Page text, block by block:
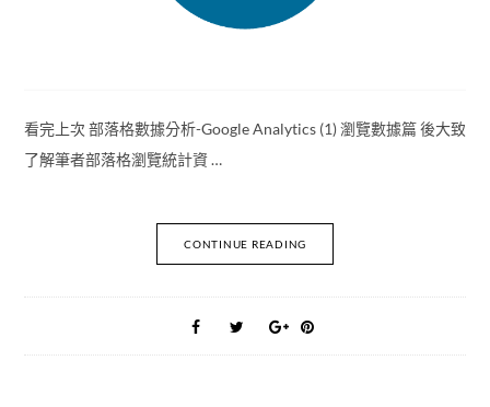
看完上次 部落格數據分析-Google Analytics (1) 瀏覽數據篇 後大致
了解筆者部落格瀏覽統計資 …
CONTINUE READING